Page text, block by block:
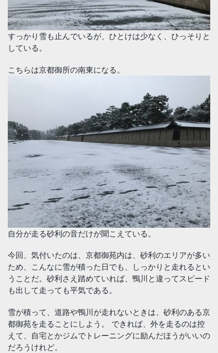
すっかり雪も止んでいるが、ひとけは少なく、ひっそりと
している。
こちらは京都御所の南東になる。
自分が走る砂利の音だけが聞こえている。
今回、気付いたのは、京都御苑内は、砂利のエリアが多い
ため、こんなに雪が積った日でも、しっかりと走れるとい
うことだ。砂利さえ踏めていれば、鴨川と違ってスピード
も出して走っても平気である。
雪が積って、道路や鴨川が走れないときは、砂利のある京
都御苑を走ることにしよう。 できれば、外を走るのは控
えて、自宅とかジムでトレーニングに励んだほうがいいの
だろうけれど。